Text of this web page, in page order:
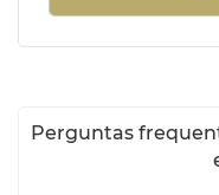
Perguntas